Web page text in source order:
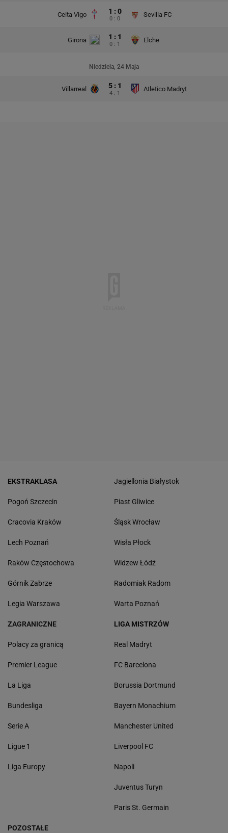
Celta Vigo 1 : 0
0 : 0
Sevilla FC
Girona 1 : 1
0 : 1
Elche
Niedziela, 24 Maja
Villarreal 5 : 1
4 : 1
Atletico Madryt
EKSTRAKLASA
Pogoń Szczecin
Cracovia Kraków
Lech Poznań
Raków Częstochowa
Górnik Zabrze
Legia Warszawa
Jagiellonia Białystok
Piast Gliwice
Śląsk Wrocław
Wisła Płock
Widzew Łódź
Radomiak Radom
Warta Poznań
ZAGRANICZNE
Polacy za granicą
Premier League
La Liga
Bundesliga
Serie A
Ligue 1
Liga Europy
LIGA MISTRZÓW
Real Madryt
FC Barcelona
Borussia Dortmund
Bayern Monachium
Manchester United
Liverpool FC
Napoli
Juventus Turyn
Paris St. Germain
POZOSTAŁE